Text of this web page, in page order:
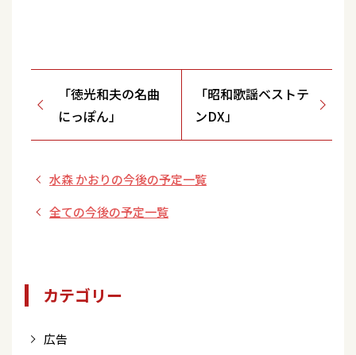
「徳光和夫の名曲
にっぽん」
「昭和歌謡ベストテ
ンDX」
水森 かおりの今後の予定一覧
全ての今後の予定一覧
カテゴリー
広告